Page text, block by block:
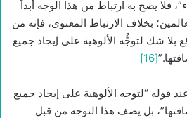
فلا يصح به ارتباط من هذا الوجه أبداً
بخلاف الارتباط المعنوي، فإنه من
بلا شك لتوجُّه الألوهية على إيجاد جميع
[16]
قوله “لتوجه الألوهية على إيجاد جميع
بل يصف هذا التوجه من قبل